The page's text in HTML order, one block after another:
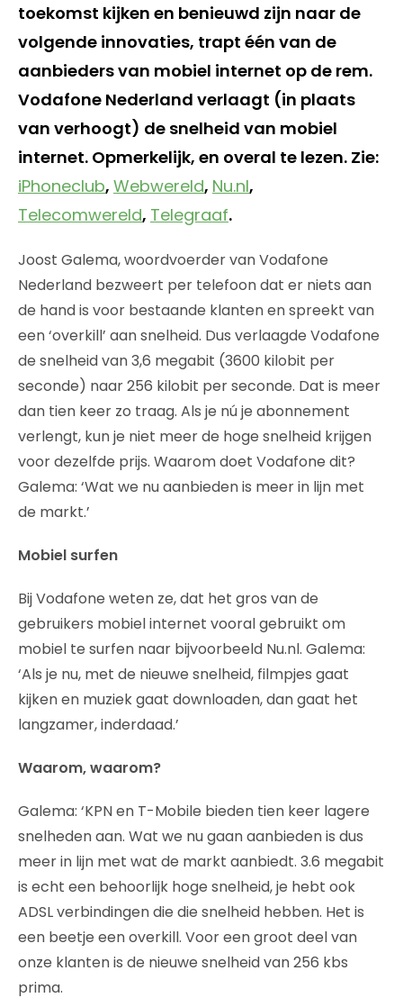
toekomst kijken en benieuwd zijn naar de
volgende innovaties, trapt één van de
aanbieders van mobiel internet op de rem.
Vodafone Nederland verlaagt (in plaats
van verhoogt) de snelheid van mobiel
internet. Opmerkelijk, en overal te lezen. Zie:
iPhoneclub, Webwereld, Nu.nl,
Telecomwereld, Telegraaf.
Joost Galema, woordvoerder van Vodafone
Nederland bezweert per telefoon dat er niets aan
de hand is voor bestaande klanten en spreekt van
een ‘overkill’ aan snelheid. Dus verlaagde Vodafone
de snelheid van 3,6 megabit (3600 kilobit per
seconde) naar 256 kilobit per seconde. Dat is meer
dan tien keer zo traag. Als je nú je abonnement
verlengt, kun je niet meer de hoge snelheid krijgen
voor dezelfde prijs. Waarom doet Vodafone dit?
Galema: ‘Wat we nu aanbieden is meer in lijn met
de markt.’
Mobiel surfen
Bij Vodafone weten ze, dat het gros van de
gebruikers mobiel internet vooral gebruikt om
mobiel te surfen naar bijvoorbeeld Nu.nl. Galema:
‘Als je nu, met de nieuwe snelheid, filmpjes gaat
kijken en muziek gaat downloaden, dan gaat het
langzamer, inderdaad.’
Waarom, waarom?
Galema: ‘KPN en T-Mobile bieden tien keer lagere
snelheden aan. Wat we nu gaan aanbieden is dus
meer in lijn met wat de markt aanbiedt. 3.6 megabit
is echt een behoorlijk hoge snelheid, je hebt ook
ADSL verbindingen die die snelheid hebben. Het is
een beetje een overkill. Voor een groot deel van
onze klanten is de nieuwe snelheid van 256 kbs
prima.